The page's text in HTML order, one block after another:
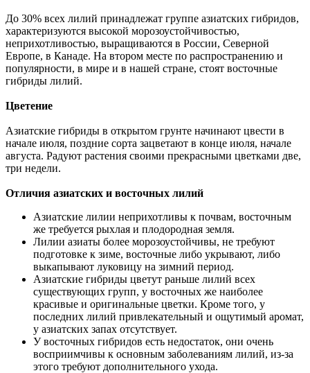
До 30% всех лилий принадлежат группе азиатских гибридов,
характеризуются высокой морозоустойчивостью,
неприхотливостью, выращиваются в России, Северной
Европе, в Канаде. На втором месте по распространению и
популярности, в мире и в нашей стране, стоят восточные
гибриды лилий.
Цветение
Азиатские гибриды в открытом грунте начинают цвести в
начале июля, поздние сорта зацветают в конце июля, начале
августа. Радуют растения своими прекрасными цветками две,
три недели.
Отличия азиатских и восточных лилий
Азиатские лилии неприхотливы к почвам, восточным
же требуется рыхлая и плодородная земля.
Лилии азиаты более морозоустойчивы, не требуют
подготовке к зиме, восточные либо укрывают, либо
выкапывают луковицу на зимний период.
Азиатские гибриды цветут раньше лилий всех
существующих групп, у восточных же наиболее
красивые и оригинальные цветки. Кроме того, у
последних лилий привлекательный и ощутимый аромат,
у азиатских запах отсутствует.
У восточных гибридов есть недостаток, они очень
восприимчивы к основным заболеваниям лилий, из-за
этого требуют дополнительного ухода.